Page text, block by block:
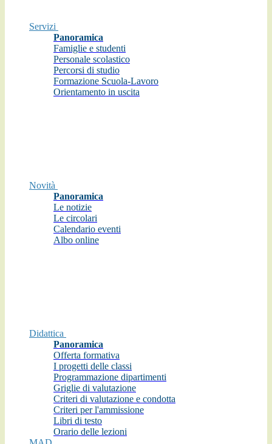
Servizi
Panoramica
Famiglie e studenti
Personale scolastico
Percorsi di studio
Formazione Scuola-Lavoro
Orientamento in uscita
Novità
Panoramica
Le notizie
Le circolari
Calendario eventi
Albo online
Didattica
Panoramica
Offerta formativa
I progetti delle classi
Programmazione dipartimenti
Griglie di valutazione
Criteri di valutazione e condotta
Criteri per l'ammissione
Libri di testo
Orario delle lezioni